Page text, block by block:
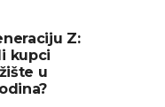
Z:
kupci
u